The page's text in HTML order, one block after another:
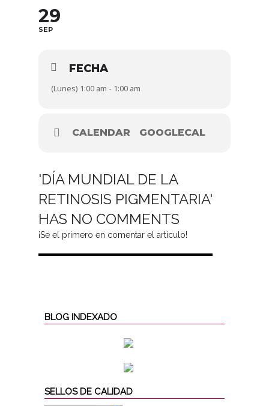
29
SEP
FECHA
(Lunes) 1:00 am - 1:00 am
CALENDAR GOOGLECAL
'DÍA MUNDIAL DE LA
RETINOSIS PIGMENTARIA'
HAS NO COMMENTS
¡Se el primero en comentar el artículo!
BLOG INDEXADO
SELLOS DE CALIDAD